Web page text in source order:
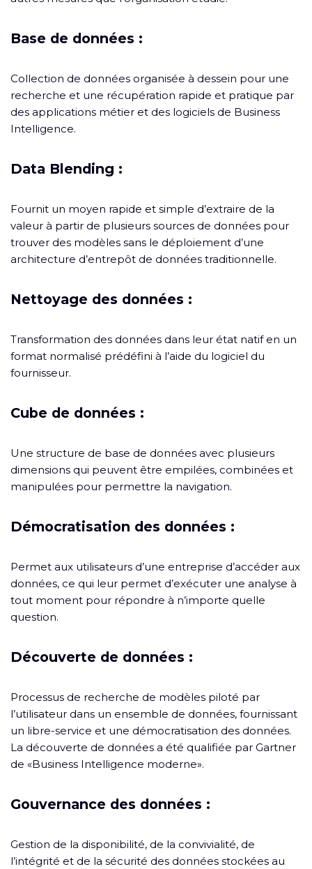
Base de données :
Collection de données organisée à dessein pour une
recherche et une récupération rapide et pratique par
des applications métier et des logiciels de Business
Intelligence.
Data Blending :
Fournit un moyen rapide et simple d’extraire de la
valeur à partir de plusieurs sources de données pour
trouver des modèles sans le déploiement d’une
architecture d’entrepôt de données traditionnelle.
Nettoyage des données :
Transformation des données dans leur état natif en un
format normalisé prédéfini à l’aide du logiciel du
fournisseur.
Cube de données :
Une structure de base de données avec plusieurs
dimensions qui peuvent être empilées, combinées et
manipulées pour permettre la navigation.
Démocratisation des données :
Permet aux utilisateurs d’une entreprise d’accéder aux
données, ce qui leur permet d’exécuter une analyse à
tout moment pour répondre à n’importe quelle
question.
Découverte de données :
Processus de recherche de modèles piloté par
l’utilisateur dans un ensemble de données, fournissant
un libre-service et une démocratisation des données.
La découverte de données a été qualifiée par Gartner
de «Business Intelligence moderne».
Gouvernance des données :
Gestion de la disponibilité, de la convivialité, de
l’intégrité et de la sécurité des données stockées au